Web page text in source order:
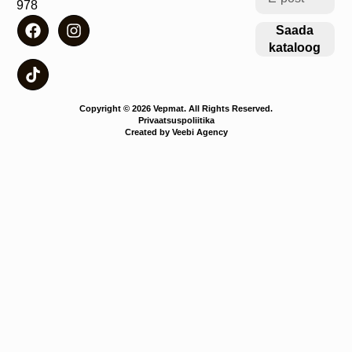
4978
Saada
kataloog
Copyright © 2026 Vepmat. All Rights Reserved.
Privaatsuspoliitika
Created by Veebi Agency